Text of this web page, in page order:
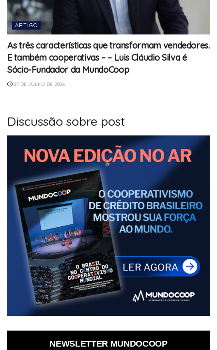
ARTIGO
As três características que transformam vendedores.
E também cooperativas – – Luis Cláudio Silva é
Sócio-Fundador da MundoCoop
27 DE JULHO DE 2026
Discussão sobre post
NEWSLETTER MUNDOCOOP